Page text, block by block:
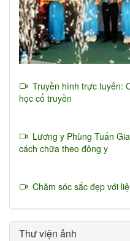
Truyền hình trực tuyến:
học cổ truyền
Lương y Phùng Tuấn
cách chữa theo đông y
Chăm sóc sắc đẹp với
Thư viện ảnh